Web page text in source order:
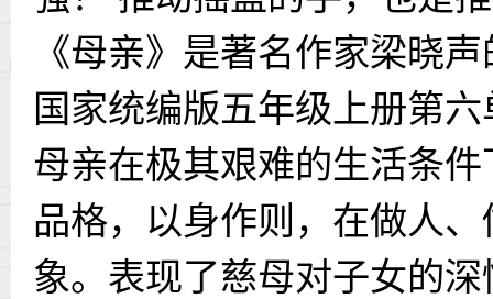
《母亲》是著名作家梁晓
国家统编版五年级上册第
母亲在极其艰难的生活条
品格，以身作则，在做人
象。表现了慈母对子女的